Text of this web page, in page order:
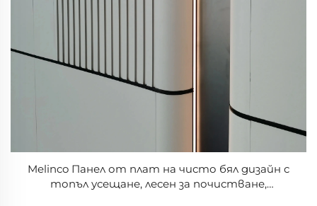
Melinco Панел от плат на чисто бял дизайн с
топъл усещане, лесен за почистване,